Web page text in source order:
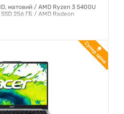
матовий / AMD Ryzen 3 5400U
256 ГБ / AMD Radeon